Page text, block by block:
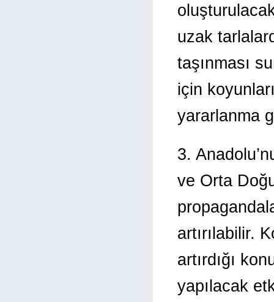
uzak
taşınması
için
yararlanma
3.
ve Orta
artırılabilir.
artırdığı
yapılacak